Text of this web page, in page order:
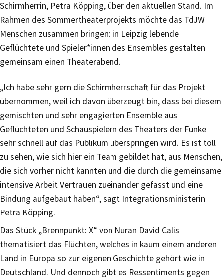
Schirmherrin, Petra Köpping, über den aktuellen Stand. Im
Rahmen des Sommertheaterprojekts möchte das TdJW
Menschen zusammen bringen: in Leipzig lebende
Geflüchtete und Spieler*innen des Ensembles gestalten
gemeinsam einen Theaterabend.
„Ich habe sehr gern die Schirmherrschaft für das Projekt
übernommen, weil ich davon überzeugt bin, dass bei diesem
gemischten und sehr engagierten Ensemble aus
Geflüchteten und Schauspielern des Theaters der Funke
sehr schnell auf das Publikum überspringen wird. Es ist toll
zu sehen, wie sich hier ein Team gebildet hat, aus Menschen,
die sich vorher nicht kannten und die durch die gemeinsame
intensive Arbeit Vertrauen zueinander gefasst und eine
Bindung aufgebaut haben“, sagt Integrationsministerin
Petra Köpping.
Das Stück „Brennpunkt: X“ von Nuran David Calis
thematisiert das Flüchten, welches in kaum einem anderen
Land in Europa so zur eigenen Geschichte gehört wie in
Deutschland. Und dennoch gibt es Ressentiments gegen